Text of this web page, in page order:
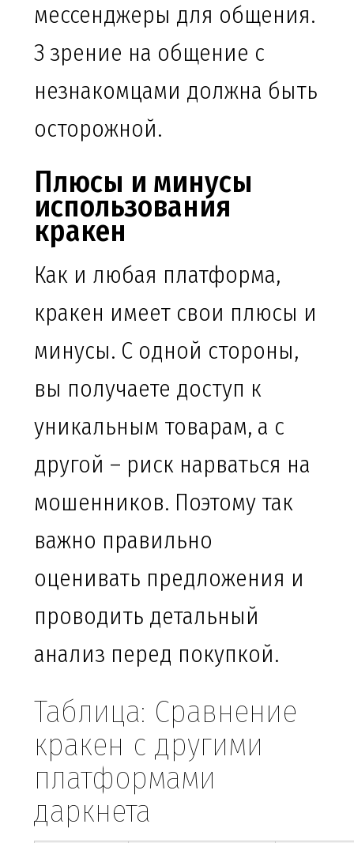
мессенджеры для общения.
З зрение на общение с
незнакомцами должна быть
осторожной.
Плюсы и минусы
использования
кракен
Как и любая платформа,
кракен имеет свои плюсы и
минусы. С одной стороны,
вы получаете доступ к
уникальным товарам, а с
другой – риск нарваться на
мошенников. Поэтому так
важно правильно
оценивать предложения и
проводить детальный
анализ перед покупкой.
Таблица: Сравнение
кракен с другими
платформами
даркнета